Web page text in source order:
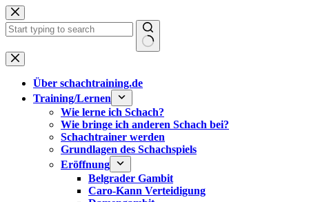
Zum
Inhalt
springen
Keine
Ergebnisse
Über schachtraining.de
Training/Lernen
Wie lerne ich Schach?
Wie bringe ich anderen Schach bei?
Schachtrainer werden
Grundlagen des Schachspiels
Eröffnung
Belgrader Gambit
Caro-Kann Verteidigung